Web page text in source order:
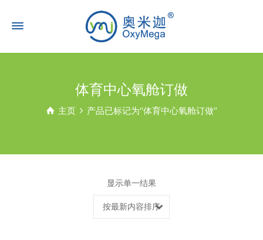
体育中心氧舱订做
主页 产品已标记为“体育中心氧舱订做”
显示单一结果
按最新内容排序